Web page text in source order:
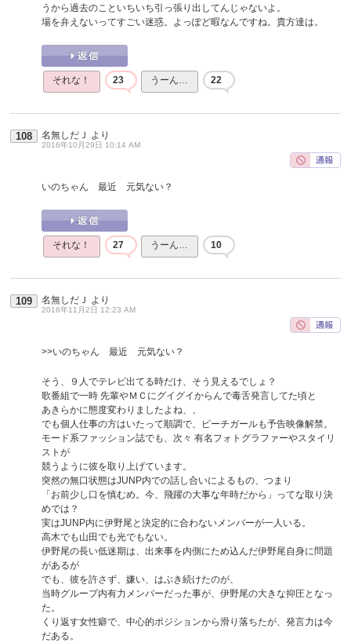
うから過去のこといちいち引っ張り出してんじゃないよ。
場を弁えないってすごい迷惑。よっぽど暇なんですね。貴方達は。
それな！ 23 うーん… 22
108 名無しだＪ より
2016年10月29日 10:14 AM
いのちゃん 最近 元気ない？
それな！ 27 うーん… 10
109 名無しだＪ より
2016年11月2日 12:23 AM
>>いのちゃん 最近 元気ない？
そう、９人でテレビ出てる時だけ、そう見えるでしょ？
歌番組で一時 先輩やＭＣにグイグイからんで毒舌発言してた頃と
あきらかに態度変わりましたよね、、
でも個人仕事の方はいたって順調で、ピーチガールも予告映像解禁。
モード系ファッション誌でも、次々 有名フォトグラファーやスタイリ
ストが
競うように彼を取り上げています。
突然の無口状態はJUNP内での話し合いによるもの、つまり
「お前少し口を慎むめ。今、飛躍の大事な年時だから」ってな取り決
めでは？
実はJUNP内に伊野尾と決定的に合わないメンバーが一人いる。
高木でも山田でも光でもない。
伊野尾の長い低迷期は、出来事を内側にため込んだ伊野尾自身に問題
があるが
でも、彼を許さず、嫌い、はぶき続けたのが、
当時グループ内有力メンバーだった事が、伊野尾の大きな抑圧となっ
た。
くり返す女性癖で、中心的ポジションから滑り落ちたが、発言力は今
だある。